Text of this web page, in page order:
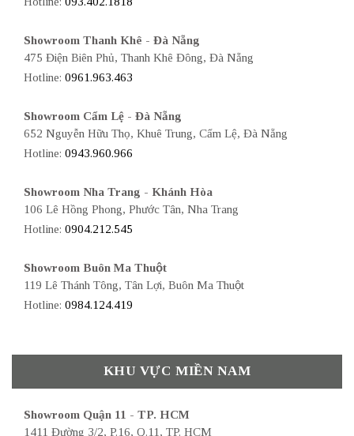
Showroom Thanh Khê - Đà Nẵng
475 Điện Biên Phủ, Thanh Khê Đông, Đà Nẵng
Hotline: 0961.963.463
Showroom Cẩm Lệ - Đà Nẵng
652 Nguyễn Hữu Thọ, Khuê Trung, Cẩm Lệ, Đà Nẵng
Hotline: 0943.960.966
Showroom Nha Trang - Khánh Hòa
106 Lê Hồng Phong, Phước Tân, Nha Trang
Hotline: 0904.212.545
Showroom Buôn Ma Thuột
119 Lê Thánh Tông, Tân Lợi, Buôn Ma Thuột
Hotline: 0984.124.419
KHU VỰC MIỀN NAM
Showroom Quận 11 - TP. HCM
1411 Đường 3/2, P.16, Q.11, TP. HCM